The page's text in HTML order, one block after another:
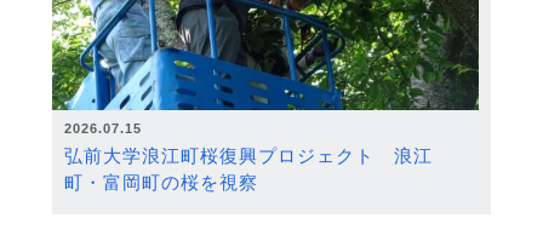
2026.07.15
弘前大学浪江町桜復興プロジェクト 浪江
町・富岡町の桜を視察